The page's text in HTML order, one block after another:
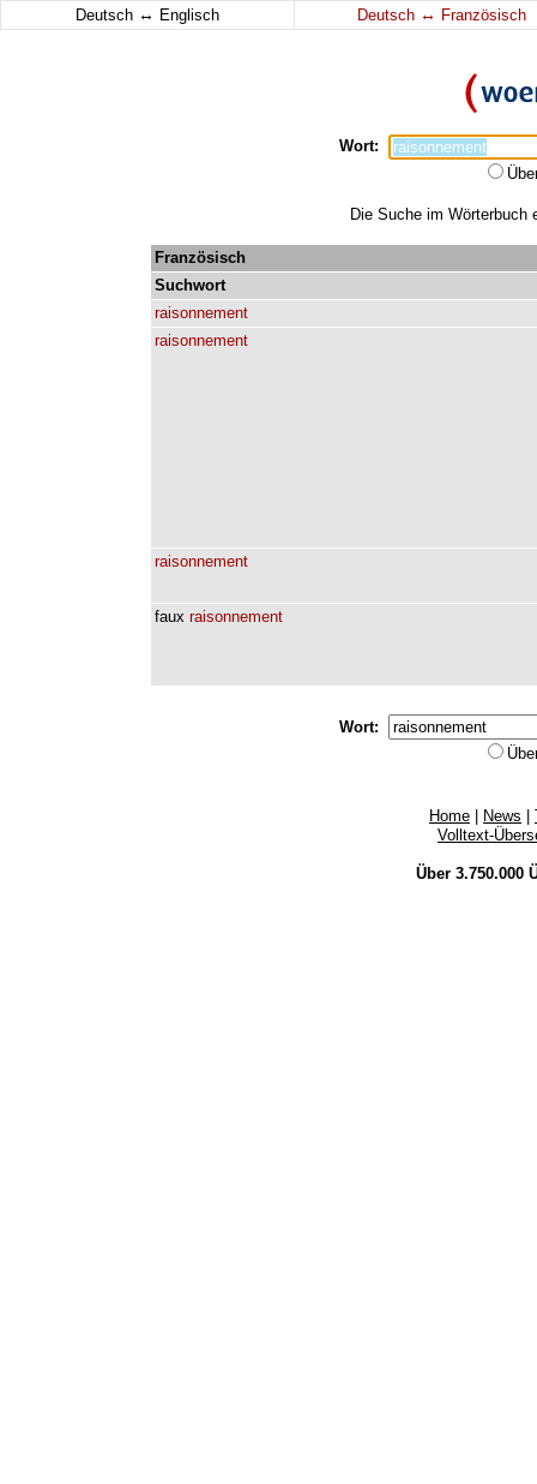
Deutsch ↔ Englisch Deutsch ↔ Französisch
Wort:
Die Suche im Wörterbuch
Französisch
Suchwort
raisonnement
raisonnement
raisonnement
faux raisonnement
Wort:
Home News
Volltext-
Über 3.750.000